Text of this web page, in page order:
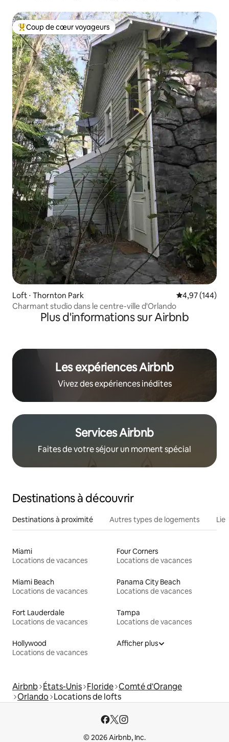
Coups de cœur voyageurs les plus appréciés
Coup de cœur voyageurs
Loft ⋅ Thornton Park Évaluation
4,97 (144)
Charmant studio dans le centre-ville d'Orlando
Plus d'informations sur Airbnb
Les expériences Airbnb
Vivez des expériences inédites
Services Airbnb
Faites de votre séjour un moment spécial
Destinations à découvrir
Destinations à proximité Autres types de logements
Miami
Locations de vacances
Four Corners
Locations de vacances
Miami Beach
Locations de vacances
Panama City Beach
Locations de vacances
Fort Lauderdale
Locations de vacances
Tampa
Locations de vacances
Hollywood
Locations de vacances
Afficher plus
Airbnb États-Unis Floride Comté d'Orange
Orlando Locations de lofts
© 2026 Airbnb, Inc.